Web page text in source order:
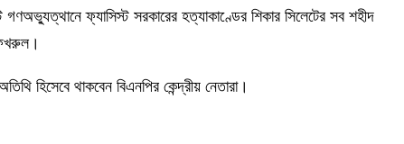
ফ্যাসিস্ট সরকারের হত্যাকাণ্ডের শিকার সিলেটের সব শহীদ
ফখরুল।
হিসেবে থাকবেন বিএনপির কেন্দ্রীয় নেতারা।